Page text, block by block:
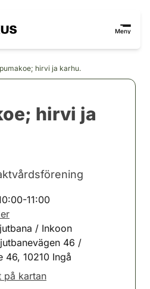
Meny
hirvi ja karhu.
hirvi ja
11:00
/ Inkoon
46 /
46, 10210 Ingå
på kartan